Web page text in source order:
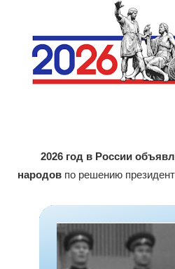
2026 год в России
народов по решению